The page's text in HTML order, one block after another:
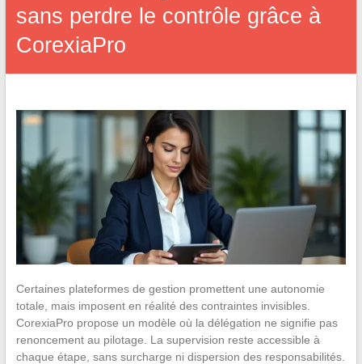
sans perdre le contrôle grâce à
CorexiaPro
Certaines plateformes de gestion promettent une autonomie
totale, mais imposent en réalité des contraintes invisibles.
CorexiaPro propose un modèle où la délégation ne signifie pas
renoncement au pilotage. La supervision reste accessible à
chaque étape, sans surcharge ni dispersion des responsabilités.